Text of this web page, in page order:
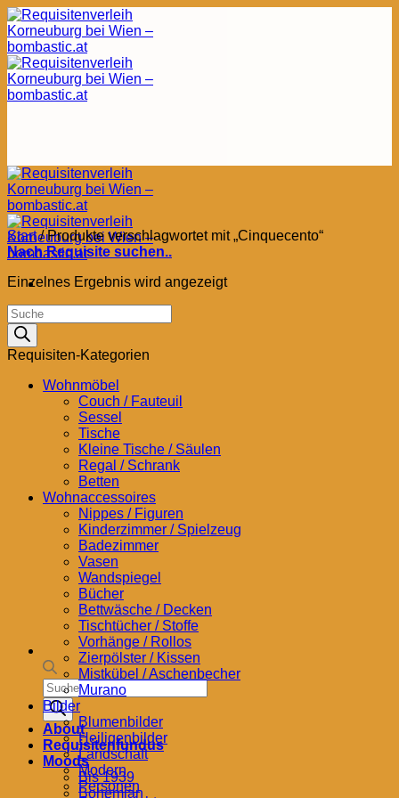
Zum
Inhalt
springen
Products
search
About
Requisitenfundus
Moods
Bis 1939
Bohemian
Start /Produkte verschlagwortet mit „Cinquecento“
Nach Requisite suchen..
Einzelnes Ergebnis wird angezeigt
Products
search
Requisiten-Kategorien
Wohnmöbel
Couch / Fauteuil
Sessel
Tische
Kleine Tische / Säulen
Regal / Schrank
Betten
Wohnaccessoires
Nippes / Figuren
Kinderzimmer / Spielzeug
Badezimmer
Vasen
Wandspiegel
Bücher
Bettwäsche / Decken
Tischtücher / Stoffe
Vorhänge / Rollos
Zierpölster / Kissen
Mistkübel / Aschenbecher
Murano
Bilder
Blumenbilder
Heiligenbilder
Landschaft
Modern
Personen